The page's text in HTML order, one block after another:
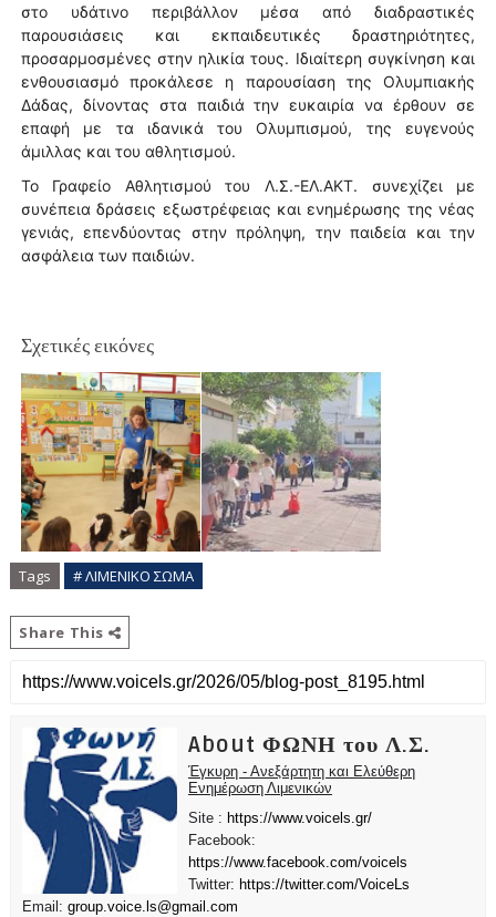
στο υδάτινο περιβάλλον μέσα από διαδραστικές
παρουσιάσεις και εκπαιδευτικές δραστηριότητες,
προσαρμοσμένες στην ηλικία τους. Ιδιαίτερη συγκίνηση και
ενθουσιασμό προκάλεσε η παρουσίαση της Ολυμπιακής
Δάδας, δίνοντας στα παιδιά την ευκαιρία να έρθουν σε
επαφή με τα ιδανικά του Ολυμπισμού, της ευγενούς
άμιλλας και του αθλητισμού.
Το Γραφείο Αθλητισμού του Λ.Σ.-ΕΛ.ΑΚΤ. συνεχίζει με
συνέπεια δράσεις εξωστρέφειας και ενημέρωσης της νέας
γενιάς, επενδύοντας στην πρόληψη, την παιδεία και την
ασφάλεια των παιδιών.
Σχετικές εικόνες
Tags # ΛΙΜΕΝΙΚΟ ΣΩΜΑ
Share This
About ΦΩΝΗ του Λ.Σ.
Έγκυρη - Ανεξάρτητη και Ελεύθερη
Ενημέρωση Λιμενικών
Site : https://www.voicels.gr/
Facebook:
https://www.facebook.com/voicels
Twitter: https://twitter.com/VoiceLs
Email: group.voice.ls@gmail.com